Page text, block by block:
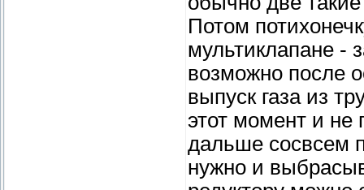
Потом
мультиклапане -
возможно после
выпуск газа из
этот момент и не
дальше сосвсем
нужно и